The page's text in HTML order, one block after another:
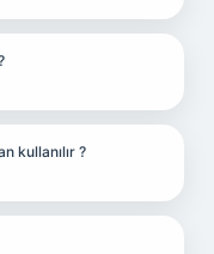
kullanılır ?